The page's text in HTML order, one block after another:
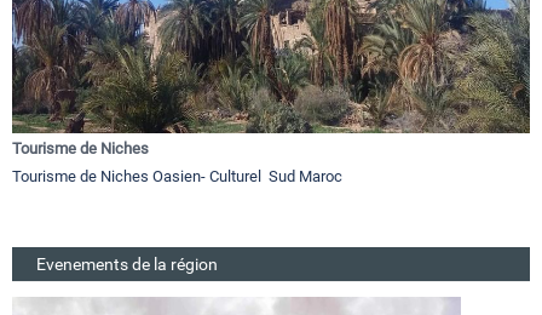
Tourisme de Niches
Tourisme de Niches Oasien- Culturel Sud Maroc
Evenements de la région